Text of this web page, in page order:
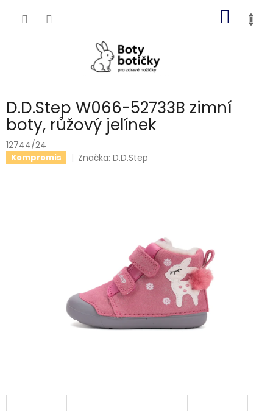
KOŠÍK
D.D.Step W066-52733B zimní
boty, růžový jelínek
12744/24
Kompromis Značka:D.D.Step